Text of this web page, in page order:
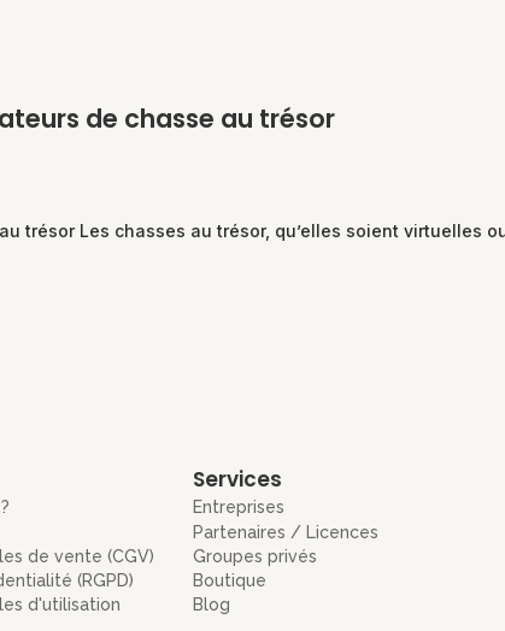
de chasse au trésor
trésor Les chasses au trésor, qu’elles soient virtuelles
de vente (CGV)
(RGPD)
d'utilisation
Services
Entreprises
Partenaires / Licences
Groupes privés
Boutique
Blog